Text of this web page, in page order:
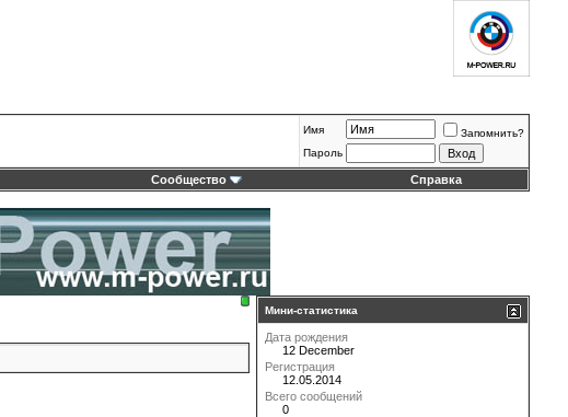
Имя
Запомнить?
Пароль
Сообщество Справка
Мини-статистика
Дата рождения
12 December
Регистрация
12.05.2014
Всего сообщений
0